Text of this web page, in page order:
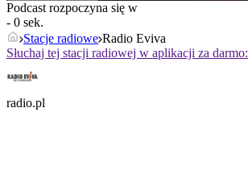
Podcast rozpoczyna się w
- 0 sek.
Stacje radiowe Radio Eviva
Słuchaj tej stacji radiowej w aplikacji za darmo:
radio.pl